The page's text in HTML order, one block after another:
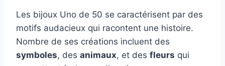
Les bijoux Uno de 50 se caractérisent par des
motifs audacieux qui racontent une histoire.
Nombre de ses créations incluent des
symboles, des animaux, et des fleurs qui